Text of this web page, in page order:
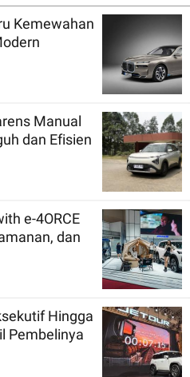
Kemewahan
Manual
dan Efisien
e-4ORCE
dan
Hingga
Pembelinya